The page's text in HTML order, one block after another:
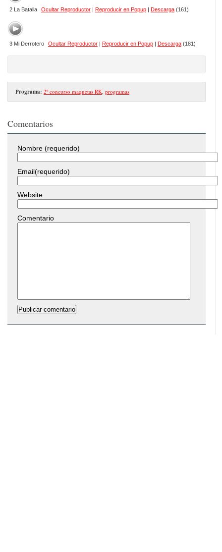
2 La Batalla Ocultar Reproductor| Reproducir en Popup| Descarga(161)
3 Mi Derrotero Ocultar Reproductor| Reproducir en Popup| Descarga(181)
Programa: 2º concurso maquetas RK programas
Comentarios
Nombre (requerido)
Email(requerido)
Website
Comentario